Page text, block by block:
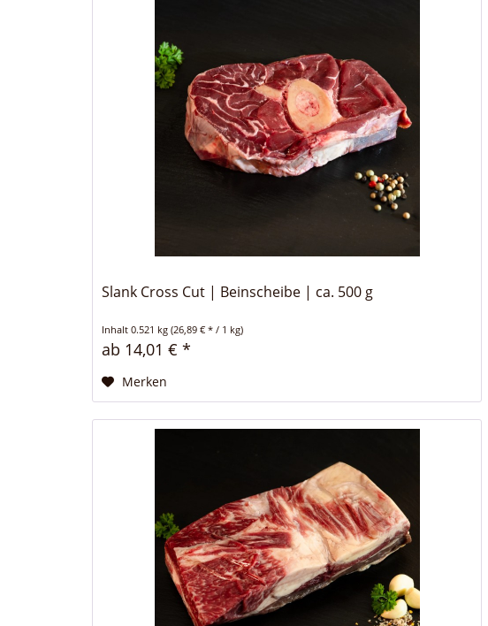
Slank Cross Cut | Beinscheibe | ca. 500 g
Inhalt0.521 kg(26,89 € * / 1 kg)
ab 14,01 € *
Merken